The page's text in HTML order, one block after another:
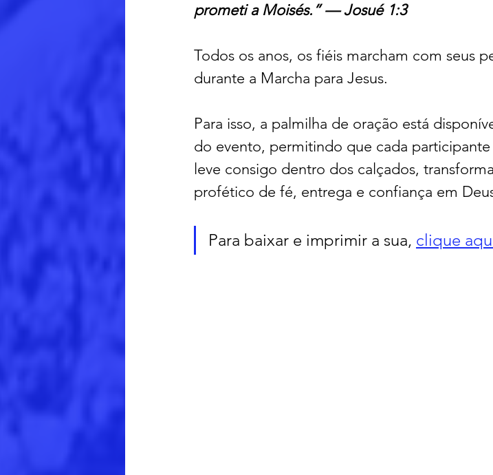
prometi a Moisés.” — Josué 1:3
Todos os anos, os fiéis marcham com seus
durante a Marcha para Jesus.
Para isso, a palmilha de oração está
do evento, permitindo que cada participante
leve consigo dentro dos calçados,
profético de fé, entrega e confiança em
Para baixar e imprimir a sua, clique